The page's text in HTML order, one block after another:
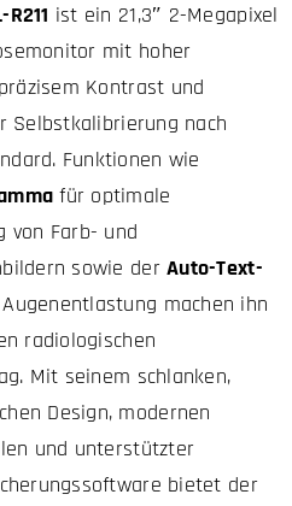
R211 ist ein 21,3″ 2-Megapixel
mit hoher
Kontrast und
Selbstkalibrierung nach
Funktionen wie
für optimale
von Farb- und
sowie derAuto-Text-
machen ihn
radiologischen
Mit seinem schlanken,
Design, modernen
und unterstützter
bietet der